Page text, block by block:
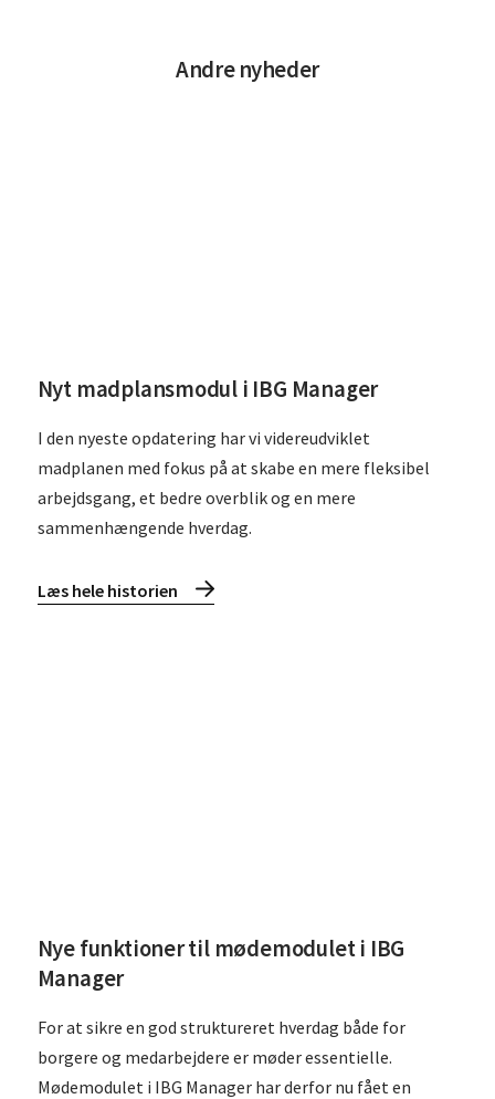
Andre nyheder
Nyt madplansmodul i IBG Manager
I den nyeste opdatering har vi videreudviklet
madplanen med fokus på at skabe en mere fleksibel
arbejdsgang, et bedre overblik og en mere
sammenhængende hverdag.
Læs hele historien
Nye funktioner til mødemodulet i IBG
Manager
For at sikre en god struktureret hverdag både for
borgere og medarbejdere er møder essentielle.
Mødemodulet i IBG Manager har derfor nu fået en